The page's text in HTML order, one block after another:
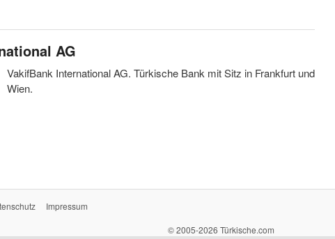
AG
VakifBank International AG. Türkische Bank mit Sitz in Frankfurt und
Wien.
Impressum
© 2005-2026 Türkische.com